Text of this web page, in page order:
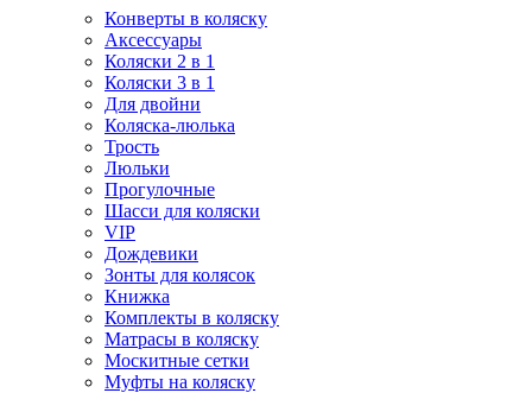
Конверты в коляску
Аксессуары
Коляски 2 в 1
Коляски 3 в 1
Для двойни
Коляска-люлька
Трость
Люльки
Прогулочные
Шасси для коляски
VIP
Дождевики
Зонты для колясок
Книжка
Комплекты в коляску
Матрасы в коляску
Москитные сетки
Муфты на коляску